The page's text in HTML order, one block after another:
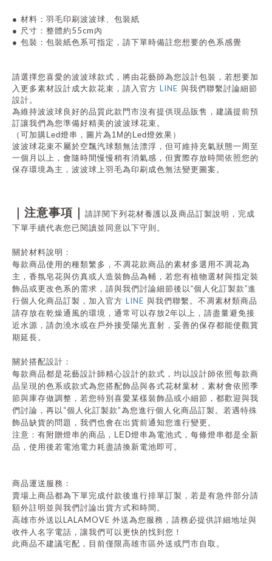
● 材料：羽毛印刷波波球 、包裝紙
● 尺寸：整體約 55cm內
● 包裝：包裝紙色系可指定，請下單時備註您想要的色系感覺
請選擇您喜愛的波波球款式，將由花藝師為您設計包裝， 若想要加
入更多素材設計成大款花束 ，請入官方 LINE 與我們聯繫討論細節
設計。
為維持波波球良好的品質此款門市沒有提供現品販售，建議提前預
訂讓我們為您準備好精美的波波球花束。
（可加購Led燈串，圖片為1M的 Led燈效果）
波波球花束不屬於空飄汽球類無法漂浮，但可維持充氣狀態一周至
一個月以上，會隨時間慢慢稍有消氣感，但實際存放時間依照您的
保存環境為主，波波球上羽毛為印刷成色無法變更圖案。
｜注意事項｜
請詳閱下列花材養護以及商品訂製說明，完成
下單手續代表您已閱讀並同意以下守則。
關於材料說明：
每款商品使用的種類繁多，不凋花款商品的素材多選用不凋花為
主，香氛皂花與仿真或人造裝飾品為輔，若您有植物選材與指定裝
飾品或更改色系的需求，請與我們討論細節後以 “個人化訂製款”進
行個人化商品訂製，加入官方 LINE 與我們聯繫。不凋素材類商品
請存放在乾燥通風的環境，通常可以存放2年以上，請盡量避免接
近水源，請勿澆水或在戶外接受陽光直射，妥善的保存都能使觀賞
期延長。
關於搭配設計：
每款商品都是花藝設計師精心設計的款式，均以設計師依照每款商
品呈現的色系或款式為您搭配飾品與各式花材葉材，素材會依照季
節與庫存做調整，若您特別喜愛某樣裝飾品或小細節，都歡迎與我
們討論，再以 “個人化訂製款”為您進行個人化商品訂製。若遇特殊
飾品缺貨的問題，我們也會在出貨前通知您進行變更。
注意：有附贈燈串的商品， LED燈串為電池式，每條燈串都是全新
品，使用後若電池電力耗盡請換新電池即可。
商品運送服務：
賣場上商品都為下單完成付款後進行排單訂製，若是有急件部分請
額外註明並與我們討論出貨方式和時間。
高雄市外送以 LALAMOVE 外送為您服務，請務必提供詳細地址與
收件人名字電話，讓我們可以更快的找到您！
此商品不建議宅配，目前僅限高雄市區外送或門市自取。